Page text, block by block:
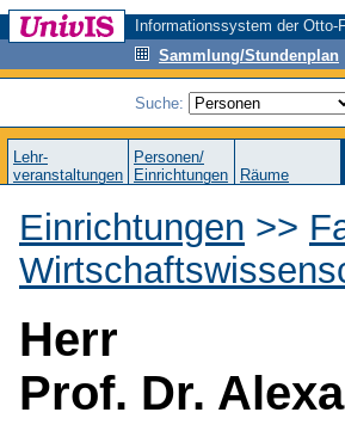
Informationssystem der
Sammlung/Stundenplan
Suche:
Lehr-
veranstaltungen
Personen/
Einrichtungen
Räume
Einrichtungen >>
Herr
Prof. Dr.